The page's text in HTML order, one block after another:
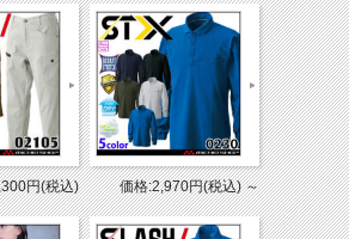
円(税込) 価格:2,970円(税込)～